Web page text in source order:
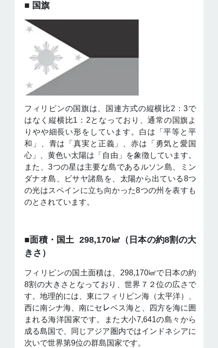
■ 国旗
フィリピンの国旗は、国連方式の縦横比2：3で
はなく縦横比1：2となっており、通常の国旗よ
りやや細長い形をしています。白は「平等と平
和」、青は「真実と正義」、赤は「勇気と愛国
心」、黄色い太陽は「自由」を象徴しています。
また、3つの星は主要な島であるルソン島、ミン
ダナオ島、ビサヤ諸島を、太陽から出ている8つ
の光はスペインに立ち向かった8つの州を表すも
のとされています。
■面積・国土 298,170㎢（日本の約8割の大
きさ）
フィリピンの国土面積は、298,170㎢で日本の約
8割の大きさとなっており、世界７２位の広さで
す。地理的には、東にフィリピン海（太平洋）、
西に南シナ海、南にセ㆑ベス海と、四方を海に囲
まれる海洋国家です。また大小7,641の島々から
成る島国で、同じアジア圏内ではインドネシアに
次いで世界第9位の群島国家です。